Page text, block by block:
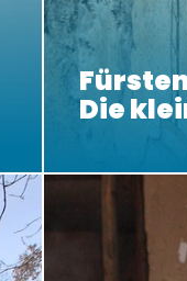
Die